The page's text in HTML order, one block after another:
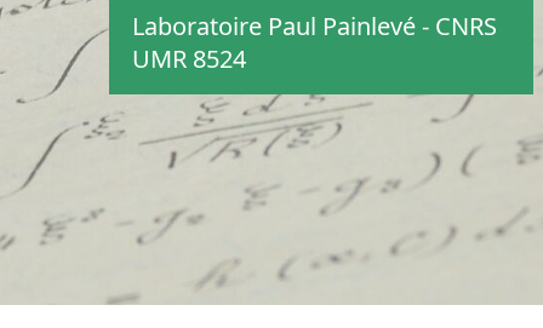
Laboratoire Paul Painlevé - CNRS
UMR 8524